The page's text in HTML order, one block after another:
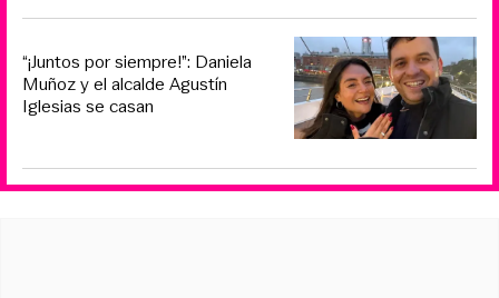
“¡Juntos por siempre!”: Daniela
Muñoz y el alcalde Agustín
Iglesias se casan